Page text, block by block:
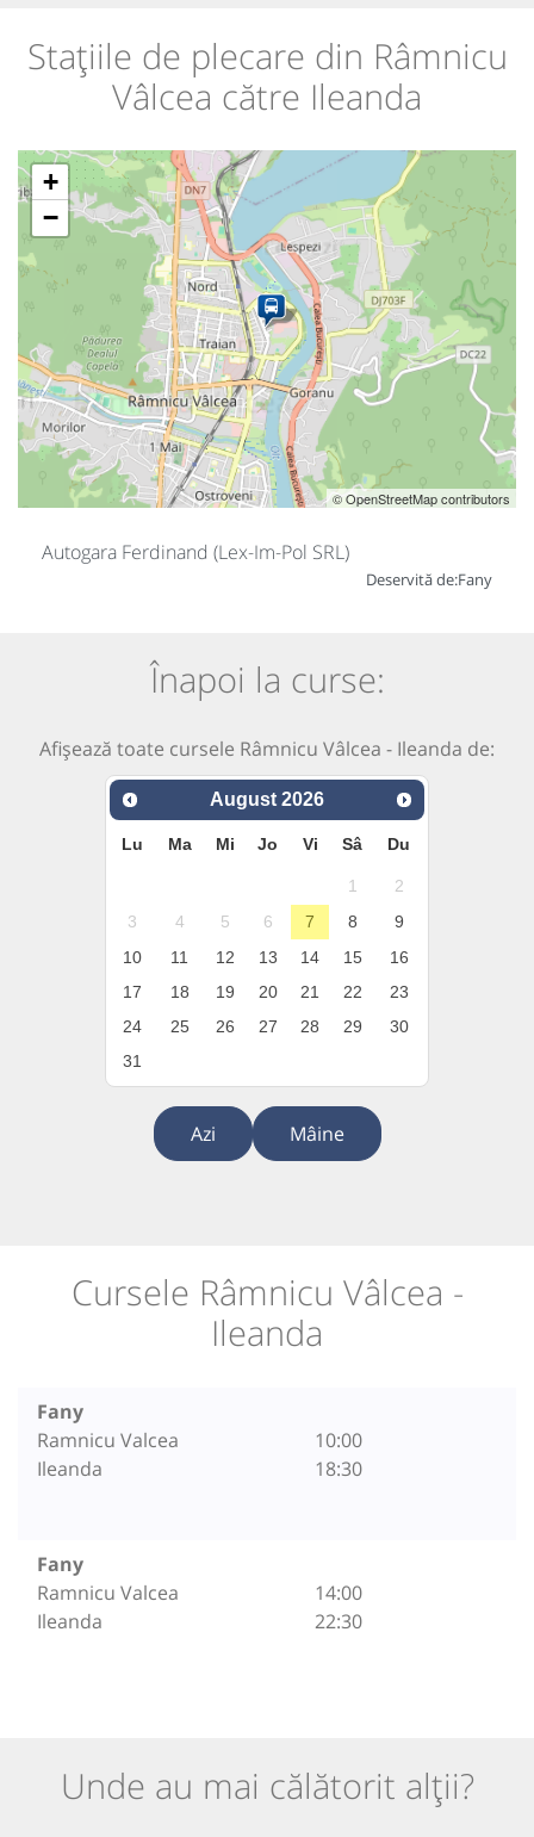
Stațiile de plecare din Râmnicu
Vâlcea către Ileanda
+
−
© OpenStreetMap contributors
Autogara Ferdinand (Lex-Im-Pol SRL)
Deservită de:Fany
Înapoi la curse:
Afișează toate cursele Râmnicu Vâlcea - Ileanda de:
August 2026
Lu Ma Mi Jo Vi Sâ Du
1
2
3
4 5 6 7 8
9
10
11 12 13 14 15
16
17
18 19 20 21 22
23
24
25 26 27 28 29
30
31
Azi Mâine
Cursele Râmnicu Vâlcea -
Ileanda
Fany
Ramnicu Valcea
Ileanda
10:00
18:30
Fany
Ramnicu Valcea
Ileanda
14:00
22:30
Unde au mai călătorit alții?